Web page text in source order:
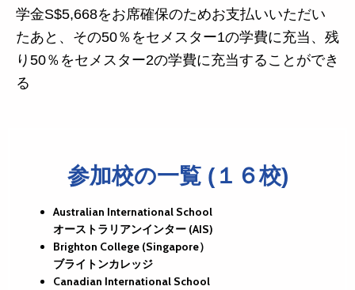
学金S$5,668をお席確保のためお支払いいただい
たあと、その50％をセメスター1の学費に充当、残
り50％をセメスター2の学費に充当することができ
る
参加校の一覧 (１６校)
Australian International School
オーストラリアンインター (AIS)
Brighton College (Singapore）
ブライトンカレッジ
Canadian International School